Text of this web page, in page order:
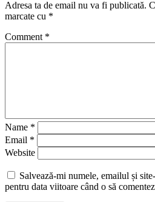
Adresa ta de email nu va fi publicată.
marcate cu *
Comment *
Name *
Email *
Website
Salvează-mi numele, emailul și
pentru data viitoare când o să